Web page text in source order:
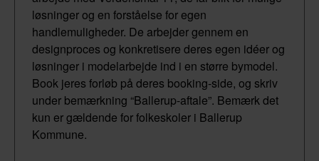
løsninger og en forståelse for egen
handlemuligheder. De arbejder gennem en
designproces og konkretisere deres egen idéer og
løsninger i modelarbejde ind i en større bymodel.
Book jeres forløb på deres booking-side, og skriv
under bemærkning “Ballerup-aftale”. Bemærk det
kun er gældende for folkeskoler i Ballerup
Kommune.